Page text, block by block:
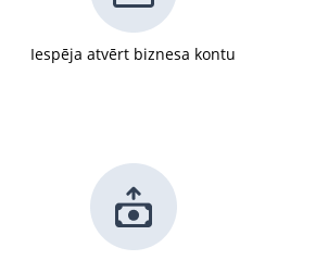
Iespēja atvērt biznesa kontu